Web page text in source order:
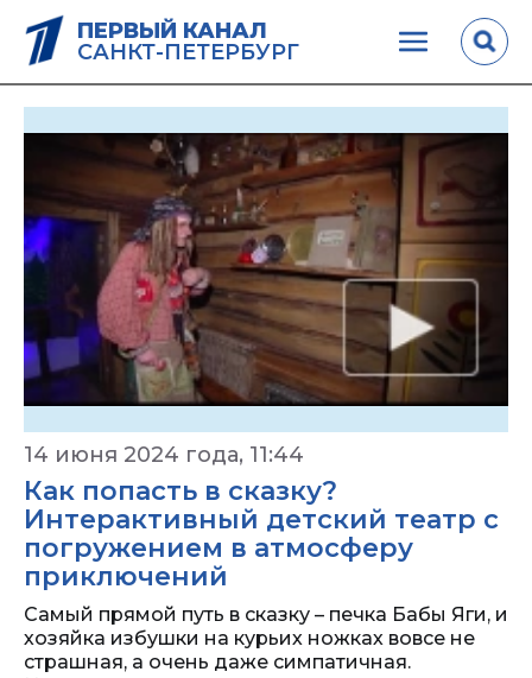
ПЕРВЫЙ КАНАЛ
САНКТ-ПЕТЕРБУРГ
14 июня 2024 года, 11:44
Как попасть в сказку?
Интерактивный детский театр с
погружением в атмосферу
приключений
Самый прямой путь в сказку – печка Бабы Яги, и
хозяйка избушки на курьих ножках вовсе не
страшная, а очень даже симпатичная.